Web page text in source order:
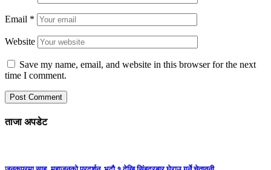
Email *
Website
Save my name, email, and website in this browser for the next
time I comment.
ताजा अपडेट